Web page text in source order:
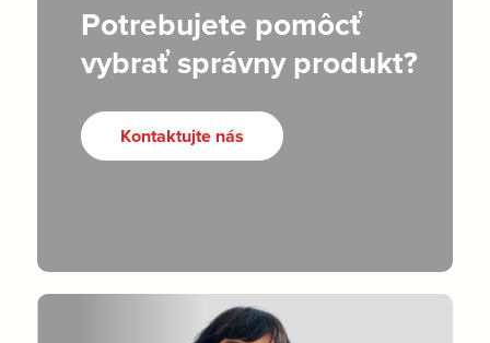
Potrebujete pomôcť
vybrať správny produkt?
Kontaktujte nás